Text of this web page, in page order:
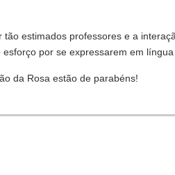
estimados professores e a
por se expressarem em
da Rosa estão de parabéns!